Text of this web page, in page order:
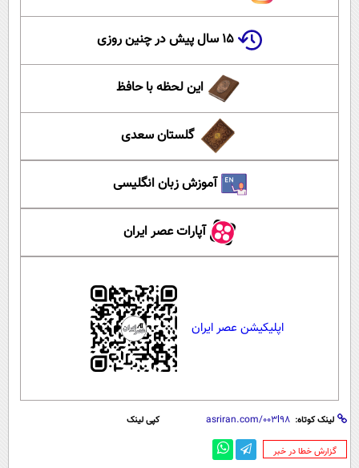
۱۵ سال پیش در چنین روزی
این لحظه با حافظ
گلستان سعدی
آموزش زبان انگلیسی
آپارات عصر ایران
اپلیکیشن عصر ایران
لینک کوتاه: کپی لینک
‌گزارش خطا در خبر